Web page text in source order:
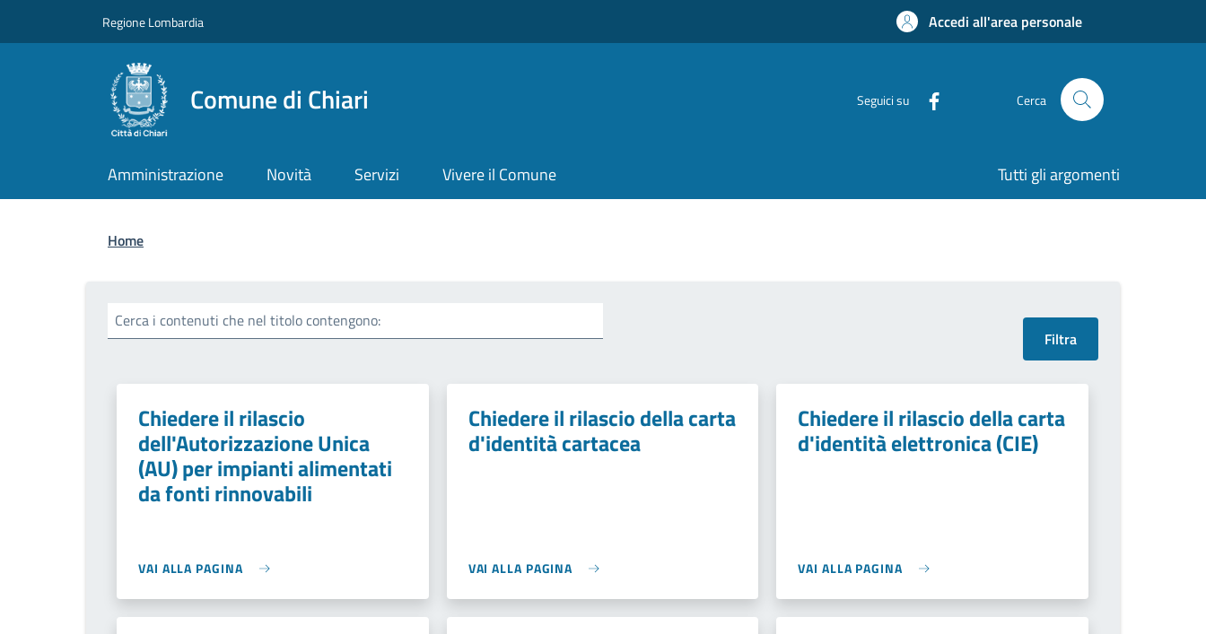
Regione Lombardia Accedi all'area personale
Comune di Chiari Seguici su Cerca
Amministrazione Novità Servizi Vivere il Comune Tutti gli argomenti
Briciole di pane
Home
Cerca i contenuti che nel titolo contengono:
Chiedere il rilascio
dell'Autorizzazione Unica
(AU) per impianti alimentati
da fonti rinnovabili
VAI ALLA PAGINA
Chiedere il rilascio della carta
d'identità cartacea
VAI ALLA PAGINA
Chiedere il rilascio della carta
d'identità elettronica (CIE)
VAI ALLA PAGINA